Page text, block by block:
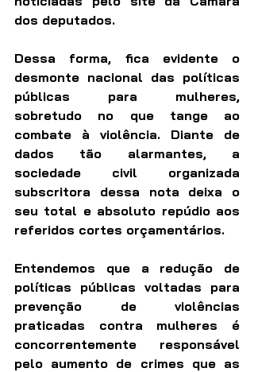
dos deputados.
Dessa forma, fica evidente o
desmonte nacional das políticas
públicas para mulheres,
sobretudo no que tange ao
combate à violência. Diante de
dados tão alarmantes, a
sociedade civil organizada
subscritora dessa nota deixa o
seu total e absoluto repúdio aos
referidos cortes orçamentários.
Entendemos que a redução de
políticas públicas voltadas para
prevenção de violências
praticadas contra mulheres é
concorrentemente responsável
pelo aumento de crimes que as